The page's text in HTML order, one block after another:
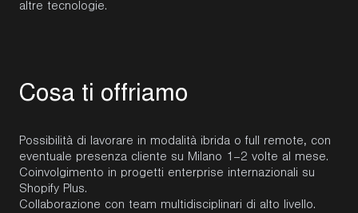
altre tecnologie.
Cosa ti offriamo
Possibilità di lavorare in modalità ibrida o full remote, con
eventuale presenza cliente su Milano 1–2 volte al mese.
Coinvolgimento in progetti enterprise internazionali su
Shopify Plus.
Collaborazione con team multidisciplinari di alto livello.